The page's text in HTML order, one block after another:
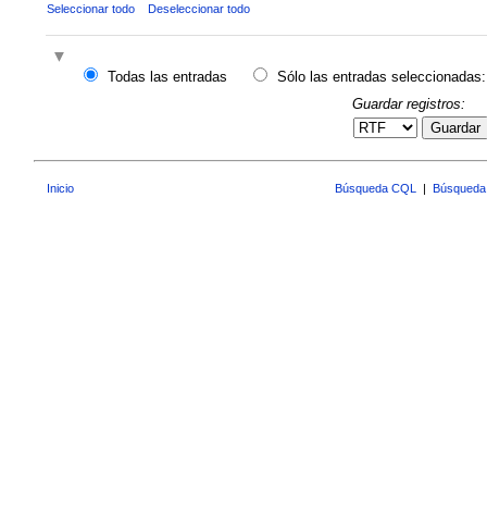
Seleccionar todo Deseleccionar todo
Todas las entradas
Sólo las entradas seleccionadas:
Guardar registros:
Guardar
Inicio Búsqueda CQL